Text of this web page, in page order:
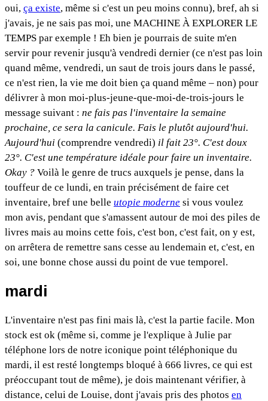
oui, ça existe, même si c'est un peu moins connu), bref, ah si
j'avais, je ne sais pas moi, une MACHINE À EXPLORER LE
TEMPS par exemple ! Eh bien je pourrais de suite m'en
servir pour revenir jusqu'à vendredi dernier (ce n'est pas loin
quand même, vendredi, un saut de trois jours dans le passé,
ce n'est rien, la vie me doit bien ça quand même – non) pour
délivrer à mon moi-plus-jeune-que-moi-de-trois-jours le
message suivant : ne fais pas l'inventaire la semaine
prochaine, ce sera la canicule. Fais le plutôt aujourd'hui.
Aujourd'hui (comprendre vendredi) il fait 23°. C'est doux
23°. C'est une température idéale pour faire un inventaire.
Okay ? Voilà le genre de trucs auxquels je pense, dans la
touffeur de ce lundi, en train précisément de faire cet
inventaire, bref une belle utopie moderne si vous voulez
mon avis, pendant que s'amassent autour de moi des piles de
livres mais au moins cette fois, c'est bon, c'est fait, on y est,
on arrêtera de remettre sans cesse au lendemain et, c'est, en
soi, une bonne chose aussi du point de vue temporel.
mardi
L'inventaire n'est pas fini mais là, c'est la partie facile. Mon
stock est ok (même si, comme je l'explique à Julie par
téléphone lors de notre iconique point téléphonique du
mardi, il est resté longtemps bloqué à 666 livres, ce qui est
préoccupant tout de même), je dois maintenant vérifier, à
distance, celui de Louise, dont j'avais pris des photos en